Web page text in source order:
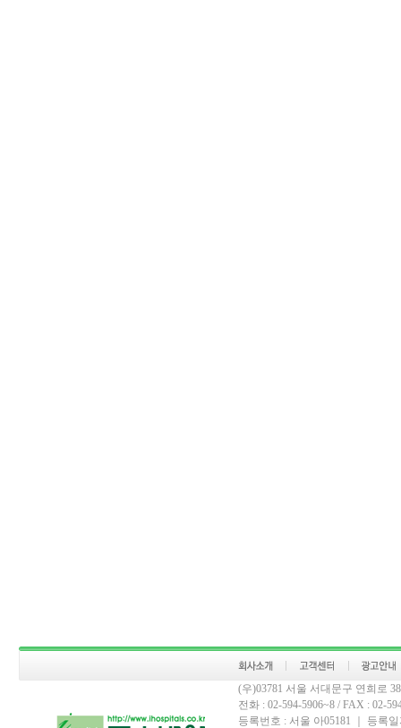
(우)03781 서울 서대문구 연희로
전화 : 02-594-5906~8 / FAX : 02-
등록번호 : 서울 아05181 ｜ 등록